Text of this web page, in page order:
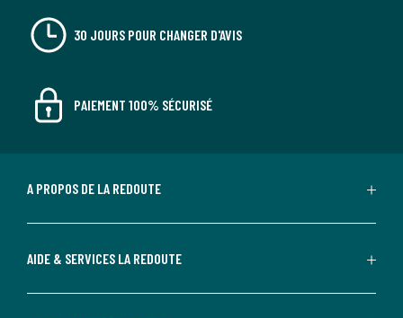
30 JOURS POUR CHANGER D'AVIS
PAIEMENT 100% SÉCURISÉ
A PROPOS DE LA REDOUTE
AIDE & SERVICES LA REDOUTE